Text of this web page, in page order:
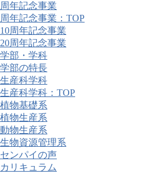
周年記念事業
周年記念事業：TOP
10周年記念事業
20周年記念事業
学部・学科
学部の特長
生産科学科
生産科学科：TOP
植物基礎系
植物生産系
動物生産系
生物資源管理系
センパイの声
カリキュラム